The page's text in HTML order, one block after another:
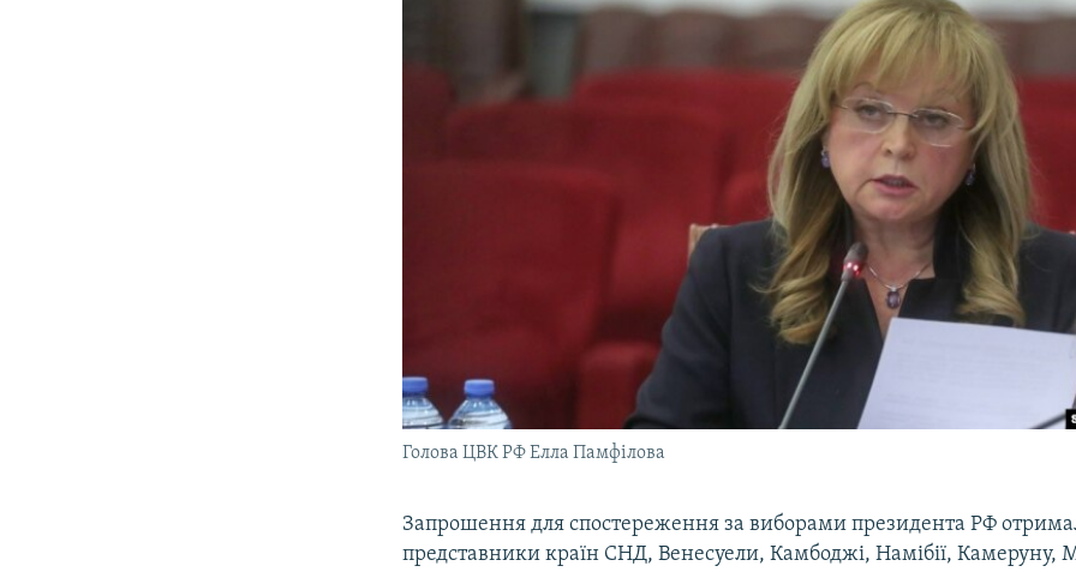
Голова ЦВК РФ Елла Памфілова
Запрошення для спостереження за виборами президента РФ
представники країн СНД, Венесуели, Камбоджі, Намібії, Камеруну,